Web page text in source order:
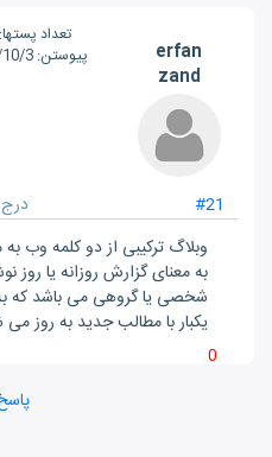
erfan
zand
تعداد پست‎ها:
پیوستن: 3
#21
وبلاگ ترکیبی از دو کلمه وب
به معنای گزارش روزانه یا
شخصی یا گروهی می باشد که
یکبار با مطالب جدید به روز
0